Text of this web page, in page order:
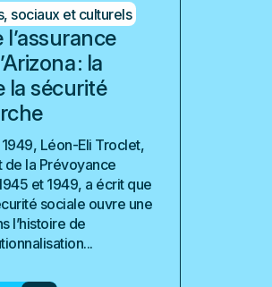
sociaux et culturels
: la
la sécurité
Léon-Eli Troclet,
de la Prévoyance
et 1949, a écrit que
sociale ouvre une
l’histoire de